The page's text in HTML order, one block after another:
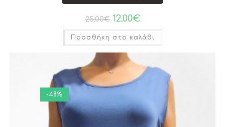
25.00€ 12.00€
Προσθήκη στο καλάθι
-48%